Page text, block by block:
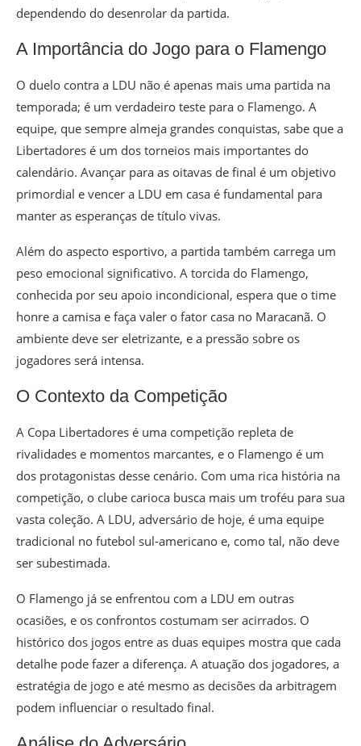
dependendo do desenrolar da partida.
A Importância do Jogo para o Flamengo
O duelo contra a LDU não é apenas mais uma partida na
temporada; é um verdadeiro teste para o Flamengo. A
equipe, que sempre almeja grandes conquistas, sabe que a
Libertadores é um dos torneios mais importantes do
calendário. Avançar para as oitavas de final é um objetivo
primordial e vencer a LDU em casa é fundamental para
manter as esperanças de título vivas.
Além do aspecto esportivo, a partida também carrega um
peso emocional significativo. A torcida do Flamengo,
conhecida por seu apoio incondicional, espera que o time
honre a camisa e faça valer o fator casa no Maracanã. O
ambiente deve ser eletrizante, e a pressão sobre os
jogadores será intensa.
O Contexto da Competição
A Copa Libertadores é uma competição repleta de
rivalidades e momentos marcantes, e o Flamengo é um
dos protagonistas desse cenário. Com uma rica história na
competição, o clube carioca busca mais um troféu para sua
vasta coleção. A LDU, adversário de hoje, é uma equipe
tradicional no futebol sul-americano e, como tal, não deve
ser subestimada.
O Flamengo já se enfrentou com a LDU em outras
ocasiões, e os confrontos costumam ser acirrados. O
histórico dos jogos entre as duas equipes mostra que cada
detalhe pode fazer a diferença. A atuação dos jogadores, a
estratégia de jogo e até mesmo as decisões da arbitragem
podem influenciar o resultado final.